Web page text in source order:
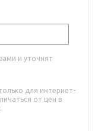
и уточнят
для интернет-
от цен в